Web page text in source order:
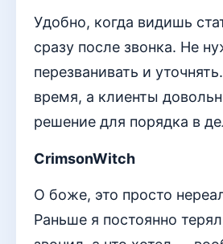
Удобно, когда видишь
сразу после звонка. Не
перезванивать и
время, а клиенты
решение для порядка в
CrimsonWitch
О боже, это просто
Раньше я постоянно